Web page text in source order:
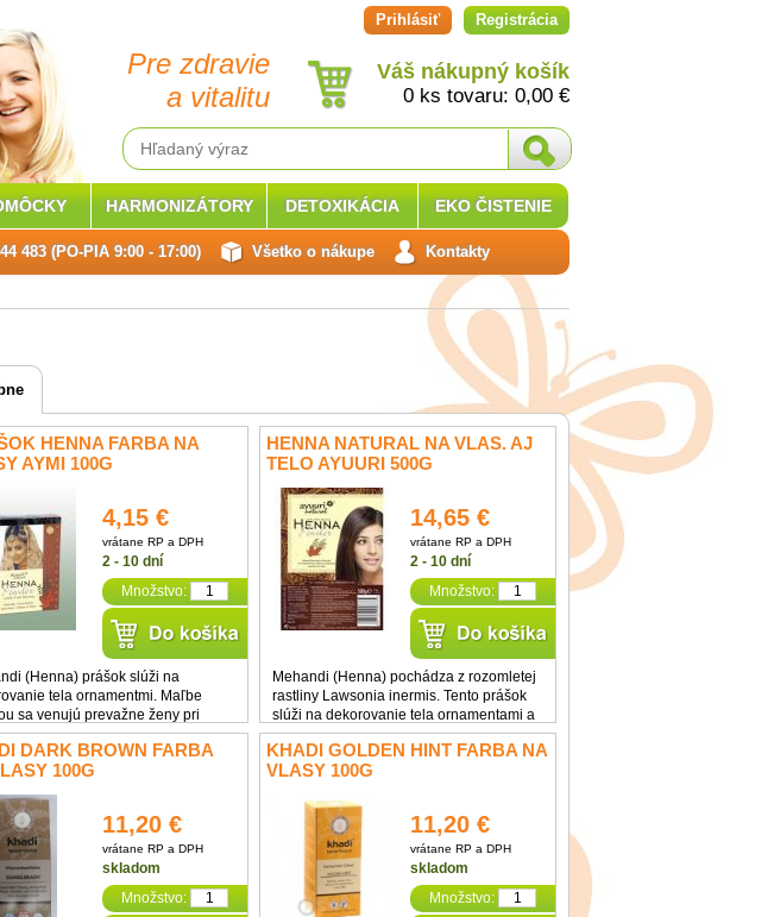
Pre zdravie
a vitalitu
Prihlásiť Registrácia
Váš nákupný košík
0 ks tovaru: 0,00 €
HENNA FARBA NA
AYMI 100G
4,15 €
vrátane RP a DPH
2 - 10 dní
Množstvo:
(Henna) prášok slúži na
tela ornamentmi. Maľbe
sa venujú prevažne ženy pri
obradoch, pretože veria, že im
prinesie šťastie. Najväčší
má v severnej Afrike a v Indii.
sa ...
HENNA NATURAL NA VLAS. AJ
TELO AYUURI 500G
14,65 €
vrátane RP a DPH
2 - 10 dní
Množstvo:
Mehandi (Henna) pochádza z rozomletej
rastliny Lawsonia inermis. Tento prášok
slúži na dekorovanie tela ornamentami a
na farbenie vlasov. Čistá Henna je určená
aj na regeneráciu vlasov a vlasovej
pokožky ...
DARK BROWN FARBA
100G
11,20 €
vrátane RP a DPH
skladom
Množstvo:
KHADI GOLDEN HINT FARBA NA
VLASY 100G
11,20 €
vrátane RP a DPH
skladom
Množstvo:
HARMONIZÁTORY DETOXIKÁCIA EKO ČISTENIE
483 (PO-PIA 9:00 - 17:00) Všetko o nákupe Kontakty